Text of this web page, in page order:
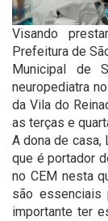
Visando
Prefeitura de
Municipal de
neuropediatra
da Vila do
as terças e
A dona de casa,
que é portador
no CEM nesta
são essenciais
importante ter